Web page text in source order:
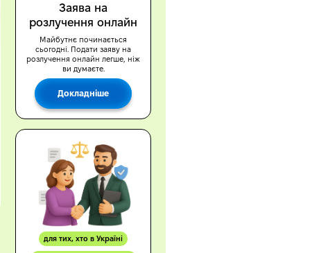
Заява на
розлучення онлайн
Майбутнє починається
сьогодні. Подати заяву на
розлучення онлайн легше, ніж
ви думаєте.
Докладніше
для тих, хто в Україні